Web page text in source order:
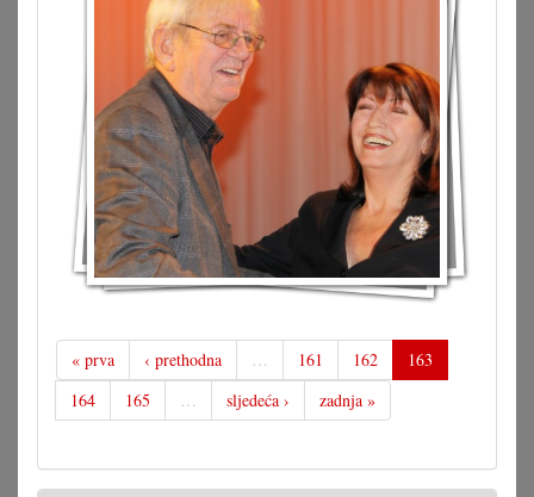
« prva ‹ prethodna … 161 162
163
164
165 … sljedeća › zadnja »